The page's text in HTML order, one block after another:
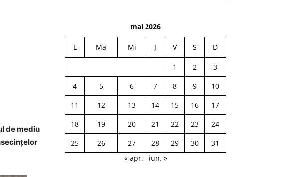
de mediu
mai 2026
L Ma Mi J V S D
1 2
3
4
5 6 7 8 9
10
11
12 13 14 15 16
17
18
19 20 21 22 23
24
25
26 27 28 29 30
31
« apr.
iun. »